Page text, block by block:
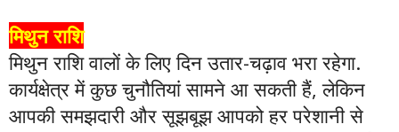
मिथुन राशि
मिथुन राशि वालों के लिए दिन उतार-चढ़ाव भरा रहेगा.
कार्यक्षेत्र में कुछ चुनौतियां सामने आ सकती हैं, लेकिन
आपकी समझदारी और सूझबूझ आपको हर परेशानी से